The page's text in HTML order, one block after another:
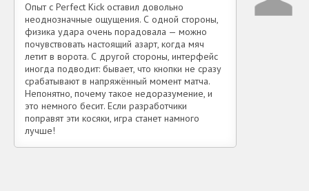
Опыт с Perfect Kick оставил довольно
неоднозначные ощущения. С одной стороны,
физика удара очень порадовала — можно
почувствовать настоящий азарт, когда мяч
летит в ворота. С другой стороны, интерфейс
иногда подводит: бывает, что кнопки не сразу
срабатывают в напряжённый момент матча.
Непонятно, почему такое недоразумение, и
это немного бесит. Если разработчики
поправят эти косяки, игра станет намного
лучше!